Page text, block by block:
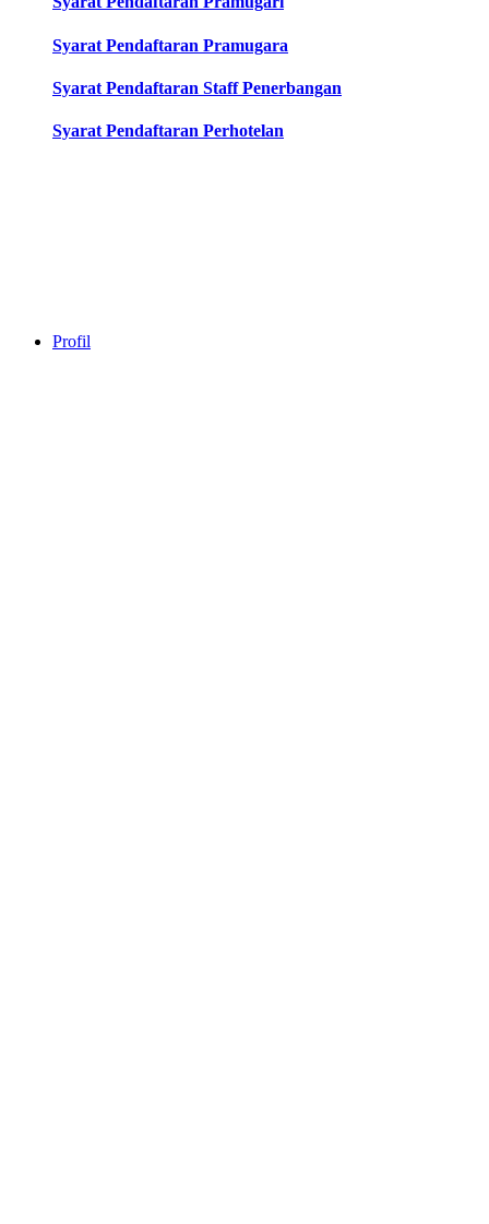
Syarat Pendaftaran Pramugara
Syarat Pendaftaran Staff Penerbangan
Syarat Pendaftaran Perhotelan
Profil